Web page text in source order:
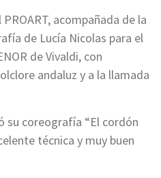
acompañada de la
de Lucía Nicolas para el
de Vivaldi, con
andaluz y a la llamada
su coreografía “El cordón
técnica y muy buen